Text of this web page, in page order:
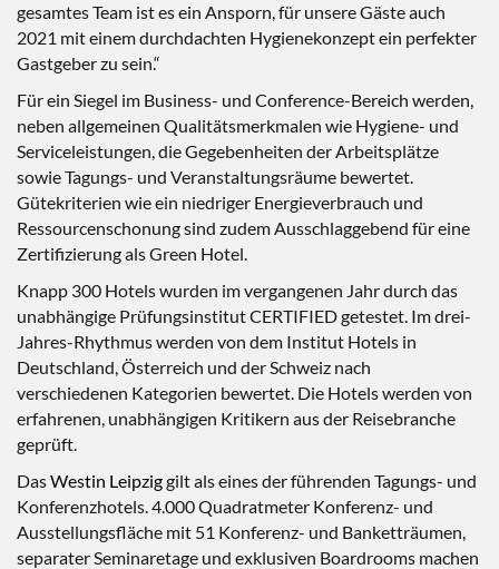
gesamtes Team ist es ein Ansporn, für unsere Gäste auch
2021 mit einem durchdachten Hygienekonzept ein perfekter
Gastgeber zu sein.“
Für ein Siegel im Business- und Conference-Bereich werden,
neben allgemeinen Qualitätsmerkmalen wie Hygiene- und
Serviceleistungen, die Gegebenheiten der Arbeitsplätze
sowie Tagungs- und Veranstaltungsräume bewertet.
Gütekriterien wie ein niedriger Energieverbrauch und
Ressourcenschonung sind zudem Ausschlaggebend für eine
Zertifizierung als Green Hotel.
Knapp 300 Hotels wurden im vergangenen Jahr durch das
unabhängige Prüfungsinstitut CERTIFIED getestet. Im drei-
Jahres-Rhythmus werden von dem Institut Hotels in
Deutschland, Österreich und der Schweiz nach
verschiedenen Kategorien bewertet. Die Hotels werden von
erfahrenen, unabhängigen Kritikern aus der Reisebranche
geprüft.
DasWestin Leipziggilt als eines der führenden Tagungs- und
Konferenzhotels. 4.000 Quadratmeter Konferenz- und
Ausstellungsfläche mit 51 Konferenz- und Banketträumen,
separater Seminaretage und exklusiven Boardrooms machen